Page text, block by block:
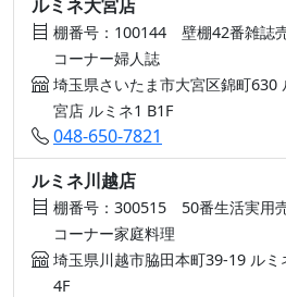
ルミネ大宮店
棚番号：100144 壁棚42番雑誌
コーナー婦人誌
埼玉県さいたま市大宮区錦町630
宮店 ルミネ1 B1F
048-650-7821
ルミネ川越店
棚番号：300515 50番生活実用
コーナー家庭料理
埼玉県川越市脇田本町39-19 ルミ
4F